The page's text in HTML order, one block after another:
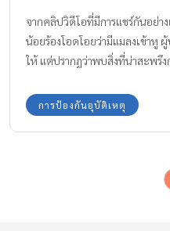
จากคลิปวิดีโอที่มีการแชร์กันอย่า
น้อยร้องโอดโอยว่ามีแมลงเข้าหู
ให้ แต่ปรากฏว่าพบสิ่งที่น่าสะพรึง
การป้องกันอุบัติเหตุ